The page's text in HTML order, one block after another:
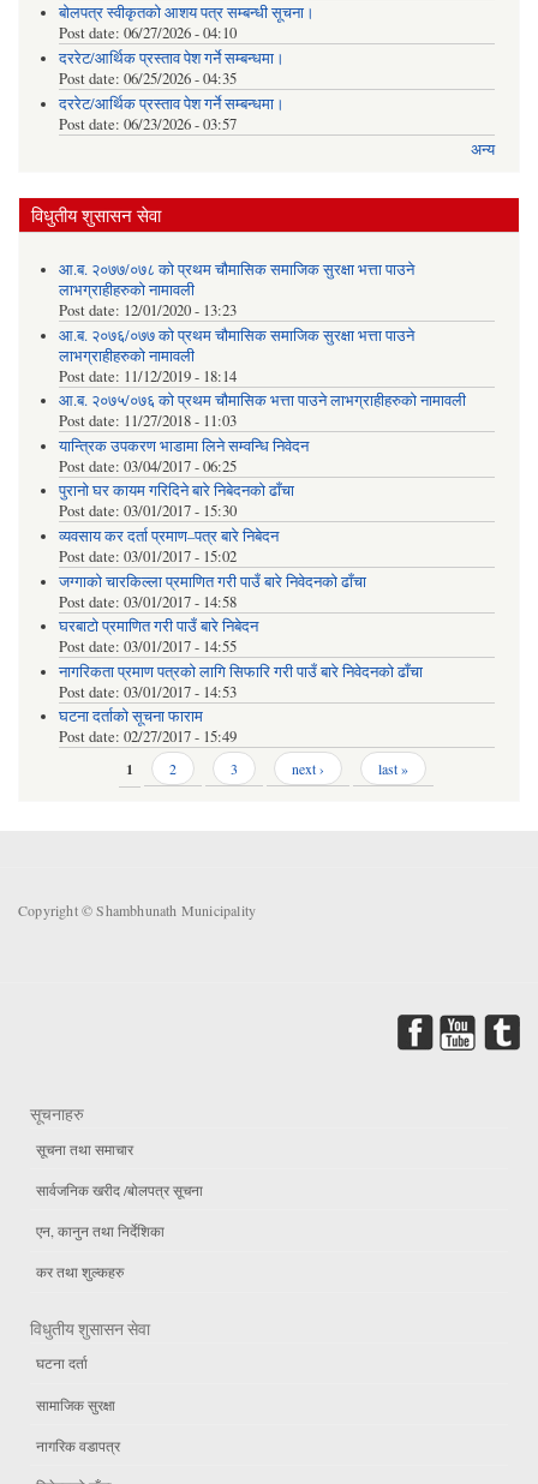
बोलपत्र स्वीकृतको आशय पत्र सम्बन्धी सूचना।
Post date: 06/27/2026 - 04:10
दररेट/आर्थिक प्रस्ताव पेश गर्ने सम्बन्धमा।
Post date: 06/25/2026 - 04:35
दररेट/आर्थिक प्रस्ताव पेश गर्ने सम्बन्धमा।
Post date: 06/23/2026 - 03:57
अन्य
विधुतीय शुसासन सेवा
आ.ब. २०७७/०७८ को प्रथम चौमासिक समाजिक सुरक्षा भत्ता पाउने
लाभग्राहीहरुको नामावली
Post date: 12/01/2020 - 13:23
आ.ब. २०७६/०७७ को प्रथम चौमासिक समाजिक सुरक्षा भत्ता पाउने
लाभग्राहीहरुको नामावली
Post date: 11/12/2019 - 18:14
आ.ब. २०७५/०७६ को प्रथम चौमासिक भत्ता पाउने लाभग्राहीहरुको नामावली
Post date: 11/27/2018 - 11:03
यान्त्रिक उपकरण भाडामा लिने सम्वन्धि निवेदन
Post date: 03/04/2017 - 06:25
पुरानो घर कायम गरिदिने बारे निबेदनको ढाँचा
Post date: 03/01/2017 - 15:30
व्यवसाय कर दर्ता प्रमाण–पत्र बारे निबेदन
Post date: 03/01/2017 - 15:02
जग्गाको चारकिल्ला प्रमाणित गरी पाउँ बारे निवेदनको ढाँचा
Post date: 03/01/2017 - 14:58
घरबाटो प्रमाणित गरी पाउँ बारे निबेदन
Post date: 03/01/2017 - 14:55
नागरिकता प्रमाण पत्रको लागि सिफारि गरी पाउँ बारे निवेदनको ढाँचा
Post date: 03/01/2017 - 14:53
घटना दर्ताको सूचना फाराम
Post date: 02/27/2017 - 15:49
1 2 3 next › last »
Copyright © Shambhunath Municipality
सूचनाहरु
सूचना तथा समाचार
सार्वजनिक खरीद /बोलपत्र सूचना
एन, कानुन तथा निर्देशिका
कर तथा शुल्कहरु
विधुतीय शुसासन सेवा
घटना दर्ता
सामाजिक सुरक्षा
नागरिक वडापत्र